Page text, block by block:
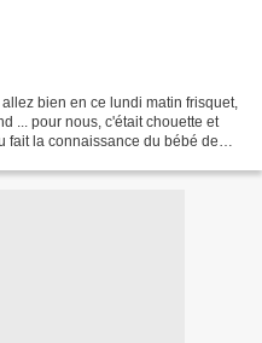
bien en ce lundi matin frisquet,
... pour nous, c'était chouette et
fait la connaissance du bébé de